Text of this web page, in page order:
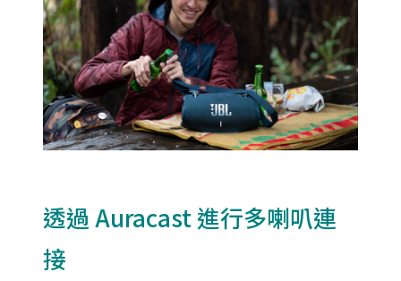
透過 Auracast 進行多喇叭連
接